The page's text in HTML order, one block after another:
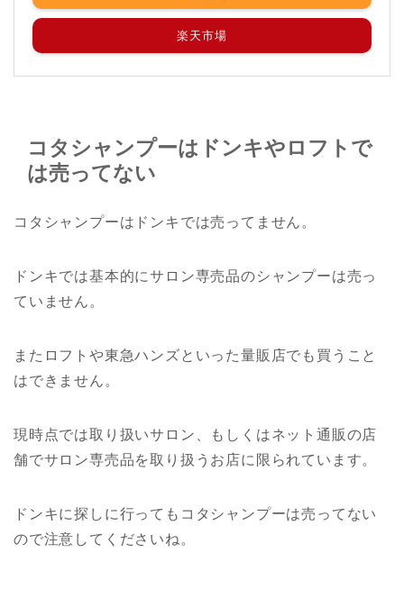
楽天市場
コタシャンプーはドンキやロフトで
は売ってない
コタシャンプーはドンキでは売ってません。
ドンキでは基本的にサロン専売品のシャンプーは売っ
ていません。
またロフトや東急ハンズといった量販店でも買うこと
はできません。
現時点では取り扱いサロン、もしくはネット通販の店
舗でサロン専売品を取り扱うお店に限られています。
ドンキに探しに行ってもコタシャンプーは売ってない
ので注意してくださいね。